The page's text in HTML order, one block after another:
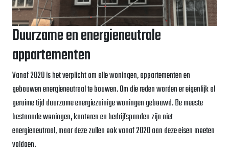
Duurzame en energieneutrale
appartementen
Vanaf 2020 is het verplicht om alle woningen, appartementen en
gebouwen energieneutraal te bouwen. Om die reden worden er eigenlijk al
geruime tijd duurzame energiezuinige woningen gebouwd. De meeste
bestaande woningen, kantoren en bedrijfspanden zijn niet
energieneutraal, maar deze zullen ook vanaf 2020 aan deze eisen moeten
voldoen.